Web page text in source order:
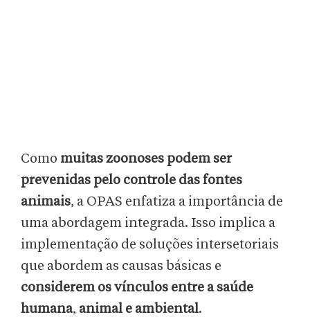
Como muitas zoonoses podem ser
prevenidas pelo controle das fontes
animais, a OPAS enfatiza a importância de
uma abordagem integrada. Isso implica a
implementação de soluções intersetoriais
que abordem as causas básicas e
considerem os vínculos entre a saúde
humana, animal e ambiental.